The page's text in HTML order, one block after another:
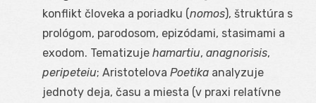
konflikt človeka a poriadku (nomos), štruktúra s
prológom, parodosom, epizódami, stasimami a
exodom. Tematizuje hamartiu, anagnorisis,
peripeteiu; Aristotelova Poetika analyzuje
jednoty deja, času a miesta (v praxi relatívne